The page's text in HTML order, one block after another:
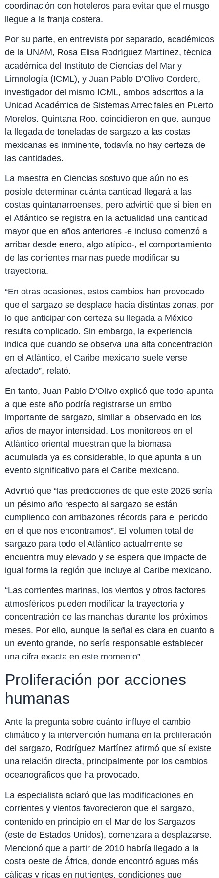
coordinación con hoteleros para evitar que el musgo
llegue a la franja costera.
Por su parte, en entrevista por separado, académicos
de la UNAM, Rosa Elisa Rodríguez Martínez, técnica
académica del Instituto de Ciencias del Mar y
Limnología (ICML), y Juan Pablo D’Olivo Cordero,
investigador del mismo ICML, ambos adscritos a la
Unidad Académica de Sistemas Arrecifales en Puerto
Morelos, Quintana Roo, coincidieron en que, aunque
la llegada de toneladas de sargazo a las costas
mexicanas es inminente, todavía no hay certeza de
las cantidades.
La maestra en Ciencias sostuvo que aún no es
posible determinar cuánta cantidad llegará a las
costas quintanarroenses, pero advirtió que si bien en
el Atlántico se registra en la actualidad una cantidad
mayor que en años anteriores -e incluso comenzó a
arribar desde enero, algo atípico-, el comportamiento
de las corrientes marinas puede modificar su
trayectoria.
“En otras ocasiones, estos cambios han provocado
que el sargazo se desplace hacia distintas zonas, por
lo que anticipar con certeza su llegada a México
resulta complicado. Sin embargo, la experiencia
indica que cuando se observa una alta concentración
en el Atlántico, el Caribe mexicano suele verse
afectado”, relató.
En tanto, Juan Pablo D’Olivo explicó que todo apunta
a que este año podría registrarse un arribo
importante de sargazo, similar al observado en los
años de mayor intensidad. Los monitoreos en el
Atlántico oriental muestran que la biomasa
acumulada ya es considerable, lo que apunta a un
evento significativo para el Caribe mexicano.
Advirtió que “las predicciones de que este 2026 sería
un pésimo año respecto al sargazo se están
cumpliendo con arribazones récords para el periodo
en el que nos encontramos”. El volumen total de
sargazo para todo el Atlántico actualmente se
encuentra muy elevado y se espera que impacte de
igual forma la región que incluye al Caribe mexicano.
“Las corrientes marinas, los vientos y otros factores
atmosféricos pueden modificar la trayectoria y
concentración de las manchas durante los próximos
meses. Por ello, aunque la señal es clara en cuanto a
un evento grande, no sería responsable establecer
una cifra exacta en este momento”.
Proliferación por acciones
humanas
Ante la pregunta sobre cuánto influye el cambio
climático y la intervención humana en la proliferación
del sargazo, Rodríguez Martínez afirmó que sí existe
una relación directa, principalmente por los cambios
oceanográficos que ha provocado.
La especialista aclaró que las modificaciones en
corrientes y vientos favorecieron que el sargazo,
contenido en principio en el Mar de los Sargazos
(este de Estados Unidos), comenzara a desplazarse.
Mencionó que a partir de 2010 habría llegado a la
costa oeste de África, donde encontró aguas más
cálidas y ricas en nutrientes, condiciones que